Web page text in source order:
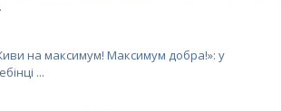
на максимум! Максимум добра!»: у
...